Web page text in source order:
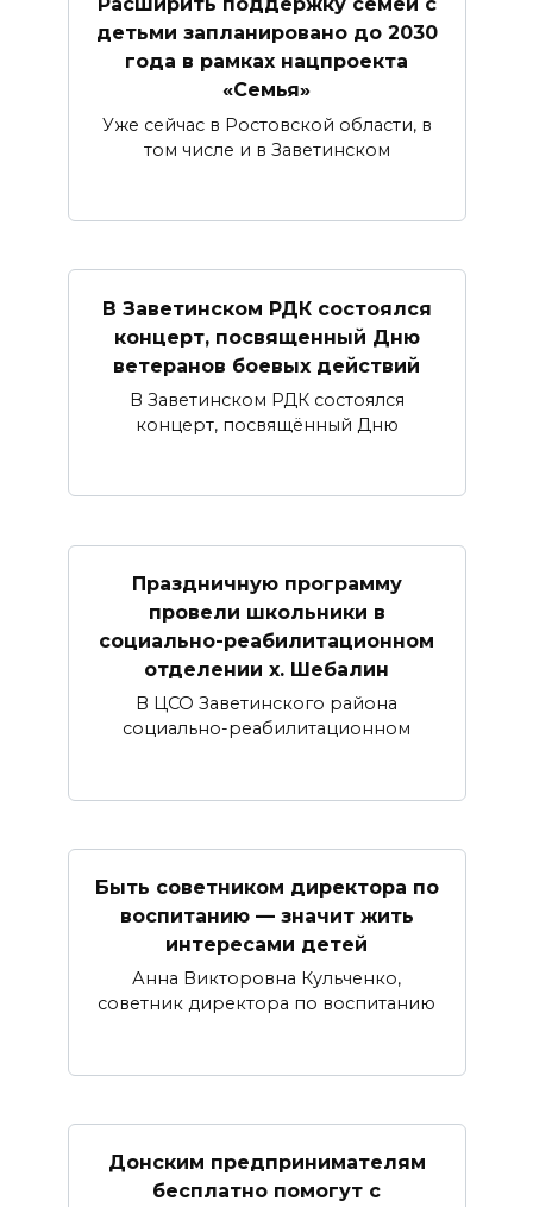
детьми запланировано до 2030
года в рамках нацпроекта
«Семья»
Уже сейчас в Ростовской области, в
том числе и в Заветинском
В Заветинском РДК состоялся
концерт, посвященный Дню
ветеранов боевых действий
В Заветинском РДК состоялся
концерт, посвящённый Дню
Праздничную программу
провели школьники в
социально-реабилитационном
отделении х. Шебалин
В ЦСО Заветинского района
социально-реабилитационном
Быть советником директора по
воспитанию — значит жить
интересами детей
Анна Викторовна Кульченко,
советник директора по воспитанию
Донским предпринимателям
бесплатно помогут с